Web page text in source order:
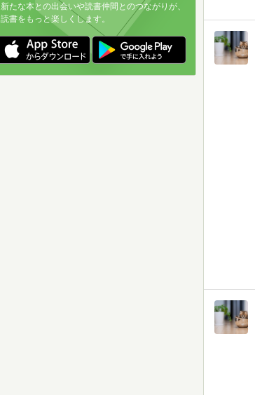
新たな本との出会いや読書仲間とのつながりが、
読書をもっと楽しくします。